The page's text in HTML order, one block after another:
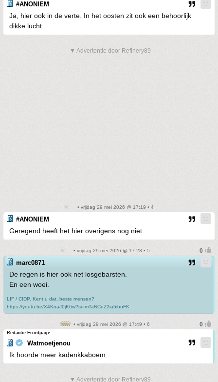
#ANONIEM
Ja, hier ook in de verte. In het oosten zit ook een behoorlijk
dikke lucht.
▼ Advertentie door Refinery89
• vrijdag 29 mei 2026 @ 17:19 • 4
#ANONIEM
Geregend heeft het hier overigens nog niet.
• vrijdag 29 mei 2026 @ 17:23 • 5
marc0871
De regen is hier ook net losgebarsten.
En een woei.
LIF / CIDP. Kent u dat, beste mensen?
https://youtu.be/X4KoaJ0jK6w?si=mTaNCeZ2ia5ihuFK
• vrijdag 29 mei 2026 @ 17:49 • 6
Redactie Frontpage
Watmoetjenou
Ik hoorde meer kadenkkaboem
▼ Advertentie door Refinery89